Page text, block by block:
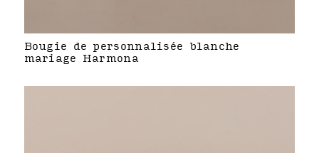
Bougie de personnalisée blanche
mariage Harmona